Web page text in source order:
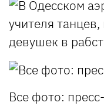
Все фото: